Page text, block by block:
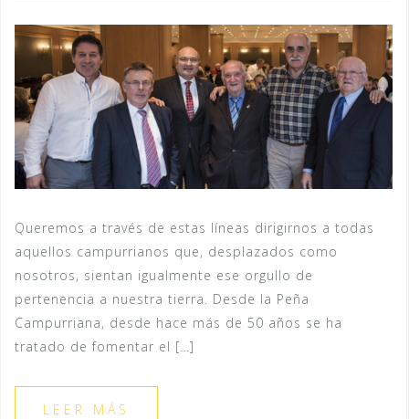
Queremos a través de estas líneas dirigirnos a todas
aquellos campurrianos que, desplazados como
nosotros, sientan igualmente ese orgullo de
pertenencia a nuestra tierra. Desde la Peña
Campurriana, desde hace más de 50 años se ha
tratado de fomentar el […]
LEER MÁS